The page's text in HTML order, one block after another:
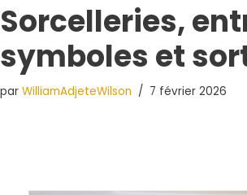
Sorcelleries,
symboles et
par WilliamAdjeteWilson 7 février 2026